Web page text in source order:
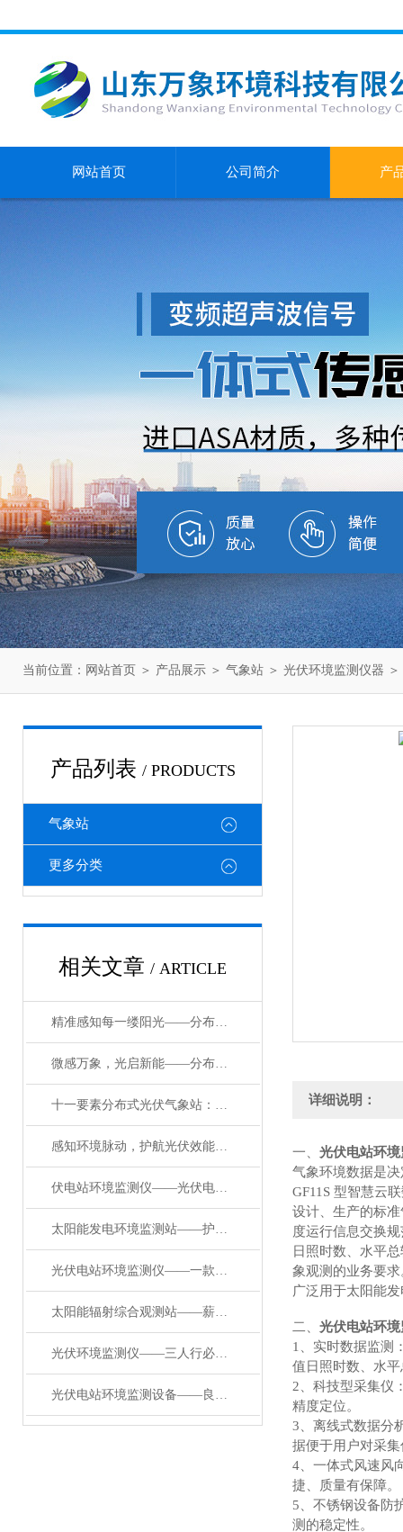
网站首页 公司简介 产
当前位置： 网站首页 ＞ 产品展示 ＞ 气象站 ＞ 光伏环境监测仪器
产品列表 / PRODUCTS
气象站
更多分类
相关文章 / ARTICLE
精准感知每一缕阳光——分布式光伏环境气象监测设备的实践与赋能
微感万象，光启新能——分布式光伏气象环境监测仪器的增效密码
十一要素分布式光伏气象站：为光伏高效运维注入“气象智慧”
感知环境脉动，护航光伏效能——分布式光伏电站环境监测设备的核心价值
伏电站环境监测仪——光伏电站环境监测设备2024已更新
太阳能发电环境监测站——护航绿色能源的光伏环境监测仪器#2024已更新
光伏电站环境监测仪——一款提高运维效率的光伏环境监测站#2024已更新
太阳能辐射综合观测站——薪尽火传的太阳能辐射综合观测站2024(万象推送)
光伏环境监测仪——三人行必有我师的光伏环境监测仪2024(万象推送
光伏电站环境监测设备——良师益友的光伏电站环境监测设备2024(万象推送）
详细说明：
一、 光伏电站环
气象环境数据是
GF11S 型智慧云
设计、生产的标
度运行信息交换
日照时数、水平
象观测的业务要求
广泛用于太阳能
二、 光伏电站环
1、实时数据监测
值日照时数、水
2、科技型采集仪
精度定位。
3、离线式数据分
据便于用户对采
4、一体式风速风
捷、质量有保障。
5、不锈钢设备防
测的稳定性。